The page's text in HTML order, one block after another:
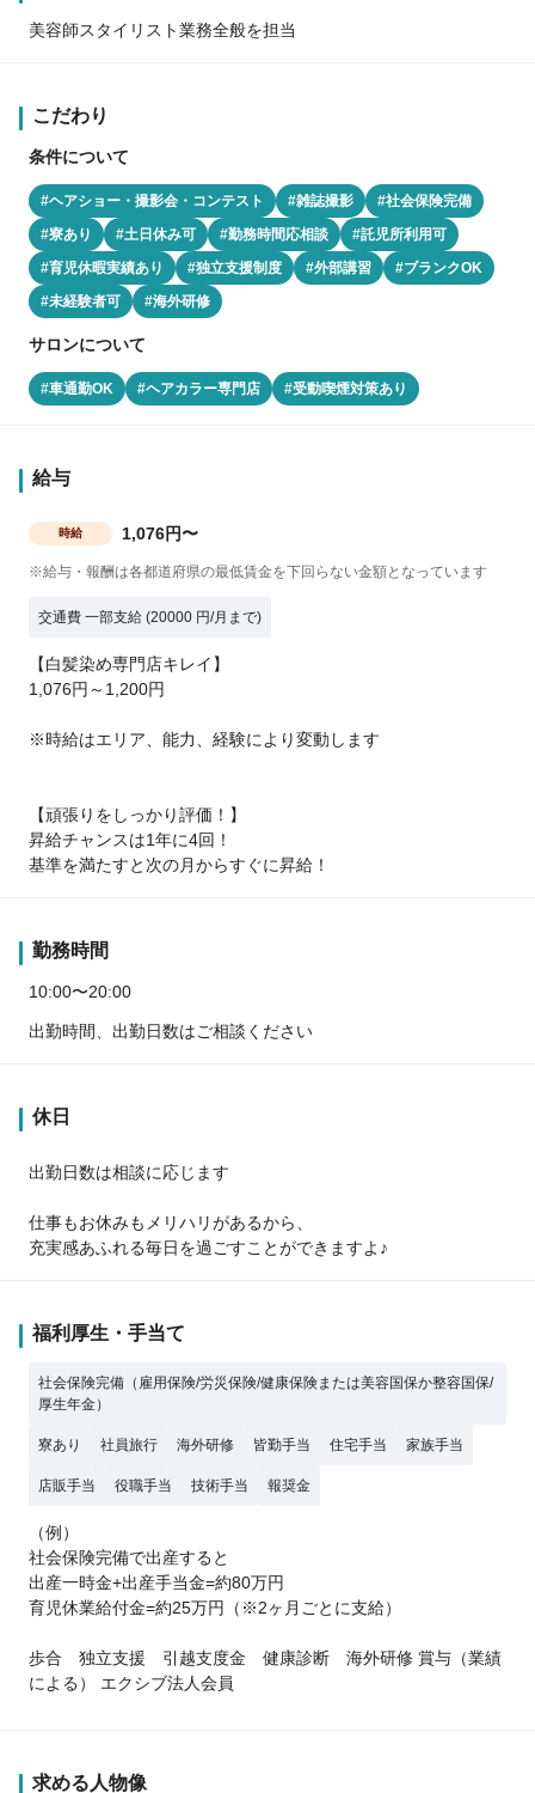
美容師スタイリスト業務全般を担当
こだわり
条件について
#ヘアショー・撮影会・コンテスト #雑誌撮影
#社会保険完備
#寮あり
#土日休み可 #勤務時間応相談
#託児所利用可
#育児休暇実績あり
#独立支援制度 #外部講習
#ブランクOK
#未経験者可
#海外研修
サロンについて
#車通勤OK #ヘアカラー専門店 #受動喫煙対策あり
給与
時給 1,076円〜
※給与・報酬は各都道府県の最低賃金を下回らない金額となっています
交通費 一部支給 (20000 円/月まで)
【白髪染め専門店キレイ】
1,076円～1,200円
※時給はエリア、能力、経験により変動します
【頑張りをしっかり評価！】
昇給チャンスは1年に4回！
基準を満たすと次の月からすぐに昇給！
勤務時間
10:00〜20:00
出勤時間、出勤日数はご相談ください
休日
出勤日数は相談に応じます
仕事もお休みもメリハリがあるから、
充実感あふれる毎日を過ごすことができますよ♪
福利厚生・手当て
社会保険完備（雇用保険/労災保険/健康保険または美容国保か整容国保/
厚生年金）
寮あり 社員旅行 海外研修 皆勤手当 住宅手当 家族手当
店販手当 役職手当 技術手当 報奨金
（例）
社会保険完備で出産すると
出産一時金+出産手当金=約80万円
育児休業給付金=約25万円（※2ヶ月ごとに支給）
歩合 独立支援 引越支度金 健康診断 海外研修 賞与（業績
による） エクシブ法人会員
求める人物像